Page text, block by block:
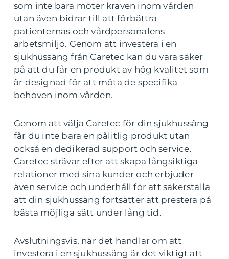
som inte bara möter kraven inom vården
utan även bidrar till att förbättra
patienternas och vårdpersonalens
arbetsmiljö. Genom att investera i en
sjukhussäng från Caretec kan du vara säker
på att du får en produkt av hög kvalitet som
är designad för att möta de specifika
behoven inom vården.
Genom att välja Caretec för din sjukhussäng
får du inte bara en pålitlig produkt utan
också en dedikerad support och service.
Caretec strävar efter att skapa långsiktiga
relationer med sina kunder och erbjuder
även service och underhåll för att säkerställa
att din sjukhussäng fortsätter att prestera på
bästa möjliga sätt under lång tid.
Avslutningsvis, när det handlar om att
investera i en sjukhussäng är det viktigt att